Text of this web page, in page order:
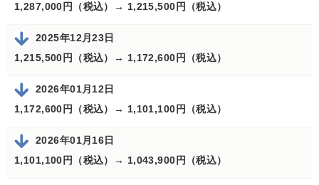
1,287,000円（税込）→ 1,215,500円（税込）
2025年12月23日
1,215,500円（税込）→ 1,172,600円（税込）
2026年01月12日
1,172,600円（税込）→ 1,101,100円（税込）
2026年01月16日
1,101,100円（税込）→ 1,043,900円（税込）